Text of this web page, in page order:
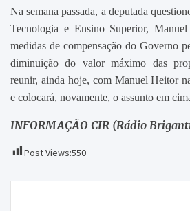
Na semana passada, a deputada
Tecnologia e Ensino Superior,
medidas de compensação do Governo
diminuição do valor máximo das
reunir, ainda hoje, com Manuel Heitor
e colocará, novamente, o assunto em
INFORMAÇÃO CIR (Rádio
Post Views:550